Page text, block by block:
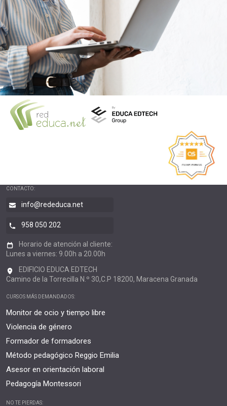
CONTACTO:
info@rededuca.net
958 050 202
Horario de atención al cliente:
Lunes a viernes: 9.00h a 20.00h
EDIFICIO EDUCA EDTECH
Camino de la Torrecilla N.º 30,C.P 18200, Maracena Granada
CURSOS MÁS DEMANDADOS:
Monitor de ocio y tiempo libre
Violencia de género
Formador de formadores
Método pedagógico Reggio Emilia
Asesor en orientación laboral
Pedagogía Montessori
NO TE PIERDAS: